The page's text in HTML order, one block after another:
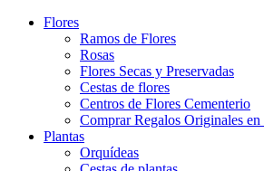
Flores
Ramos de Flores
Rosas
Flores Secas y Preservadas
Cestas de flores
Centros de Flores Cementerio
Comprar Regalos Originales
Plantas
Orquídeas